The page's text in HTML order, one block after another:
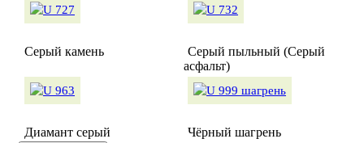
Серый камень
Серый пыльный (Серый
асфальт)
Диамант серый Чёрный шагрень